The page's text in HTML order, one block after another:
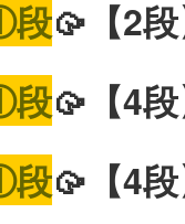
段🥠【2
段🥠【4
段🥠【4